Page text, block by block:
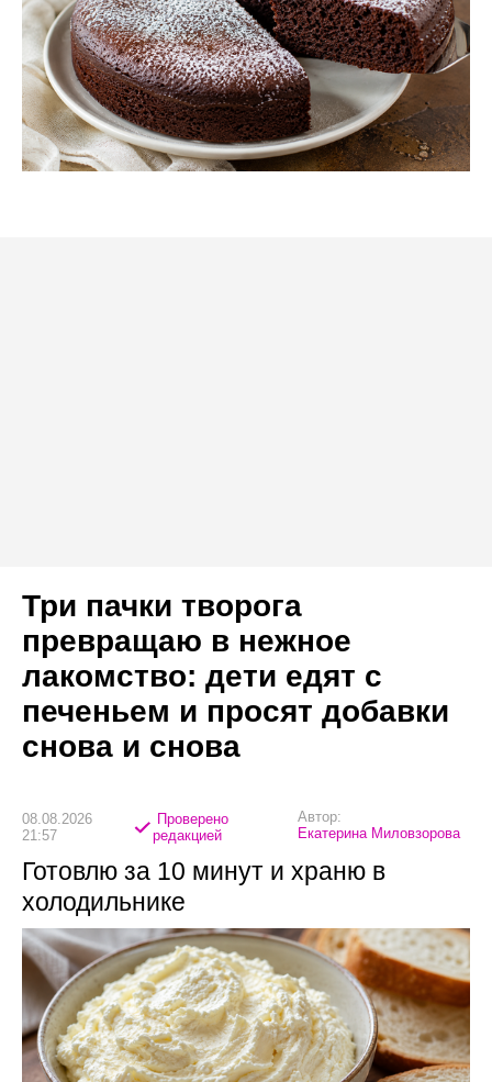
Три пачки творога
превращаю в нежное
лакомство: дети едят с
печеньем и просят добавки
снова и снова
08.08.2026
21:57
Проверено
редакцией
Автор:
Екатерина Миловзорова
Готовлю за 10 минут и храню в
холодильнике